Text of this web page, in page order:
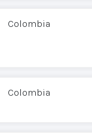
Colombia
Colombia